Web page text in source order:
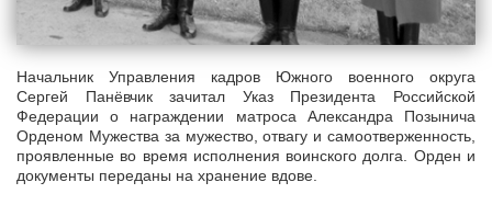
Начальник Управления кадров Южного военного округа
Сергей Панёвчик зачитал Указ Президента Российской
Федерации о награждении матроса Александра Позынича
Орденом Мужества за мужество, отвагу и самоотверженность,
проявленные во время исполнения воинского долга. Орден и
документы переданы на хранение вдове.